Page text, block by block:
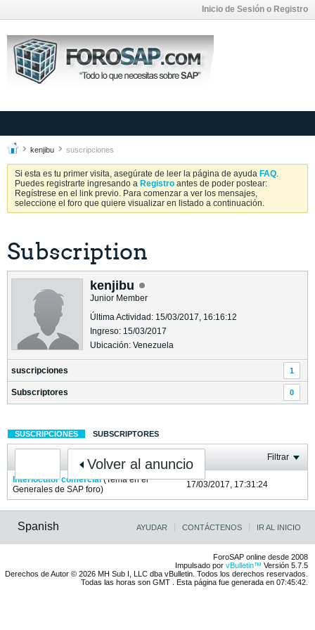
Inicio de Sesión o Registro
kenjibu suscripciones
Si esta es tu primer visita, asegúrate de leer la página de ayuda FAQ.
Puedes registrarte ingresando a Registro antes de poder postear:
Regístrese en el link previo. Para comenzar a ver los mensajes,
seleccione el foro que quiere visualizar en listado a continuación.
Subscription
kenjibu
Junior Member
Última Actividad: 15/03/2017, 16:16:12
Ingreso: 15/03/2017
Ubicación: Venezuela
suscripciones 1
Subscriptores 0
SUSCRIPCIONES SUBSCRIPTORES
Volver al anuncio Filtrar
Interlocutor comercial (Tema en el
Generales de SAP foro) 17/03/2017, 17:31:24
Spanish AYUDAR CONTÁCTENOS IR AL INICIO
ForoSAP online desde 2008
Impulsado por vBulletin™ Versión 5.7.5
Derechos de Autor © 2026 MH Sub I, LLC dba vBulletin. Todos los derechos reservados.
Todas las horas son GMT . Esta página fue generada en 07:45:42.